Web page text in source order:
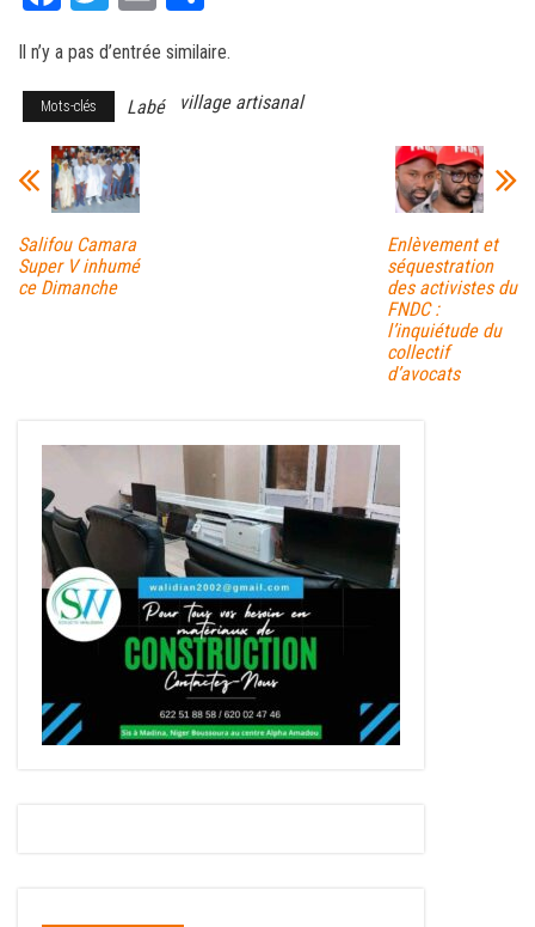
bo
ok
tt
er
ail ag
er
Il n’y a pas d’entrée similaire.
Mots-clés Labé village artisanal
Salifou Camara
Super V inhumé
ce Dimanche
Enlèvement et
séquestration
des activistes du
FNDC :
l’inquiétude du
collectif
d’avocats